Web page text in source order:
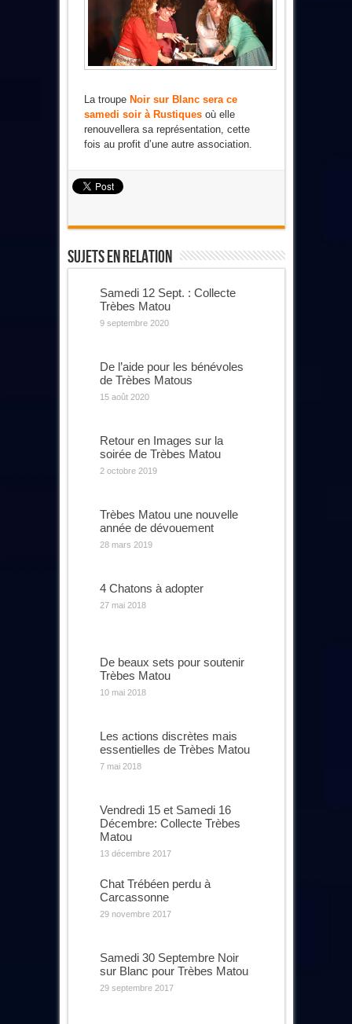
La troupe Noir sur Blanc sera ce
samedi soir à Rustiquesoù elle
renouvellera sa représentation, cette
fois au profit d’une autre association.
Sujets En Relation
Samedi 12 Sept. : Collecte
Trèbes Matou
9 septembre 2020
De l’aide pour les bénévoles
de Trèbes Matous
15 août 2020
Retour en Images sur la
soirée de Trèbes Matou
2 octobre 2019
Trèbes Matou une nouvelle
année de dévouement
28 mars 2019
4 Chatons à adopter
27 mai 2018
De beaux sets pour soutenir
Trèbes Matou
10 mai 2018
Les actions discrètes mais
essentielles de Trèbes Matou
7 mai 2018
Vendredi 15 et Samedi 16
Décembre: Collecte Trèbes
Matou
13 décembre 2017
Chat Trébéen perdu à
Carcassonne
29 novembre 2017
Samedi 30 Septembre Noir
sur Blanc pour Trèbes Matou
29 septembre 2017